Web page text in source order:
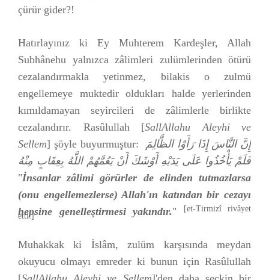
çürür gider?!
Hatırlayınız ki Ey Muhterem Kardeşler, Allah
Subhânehu yalnızca zâlimleri zulümlerinden ötürü
cezalandırmakla yetinmez, bilakis o zulmü
engellemeye muktedir oldukları halde yerlerinden
kımıldamayan seyircileri de zâlimlerle birlikte
cezalandırır. Rasûlullah [SallAllahu Aleyhi ve
Sellem] şöyle buyurmuştur: إِنَّ النَّاسَ إِذَا رَأَوْا الظَّالِمَ
فَلَمْ يَأْخُذُوا عَلَى يَدَيْهِ أَوْشَكَ أَنْ يَعُمَّهُمْ اللَّهُ بِعِقَابٍ مِنْهُ
"İnsanlar zâlimi görürler de elinden tutmazlarsa
(onu engellemezlerse) Allah'ın katından bir cezayı
hepsine genelleştirmesi yakındır."
[et-Tirmizî rivâyet
etti.]
Muhakkak ki İslâm, zulüm karşısında meydan
okuyucu olmayı emreder ki bunun için Rasûlullah